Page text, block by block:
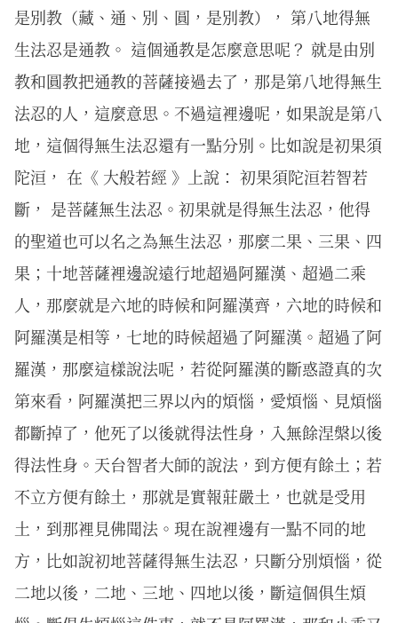
是別教（藏、通、別、圓，是別教）， 第八地得無
生法忍是通教。 這個通教是怎麼意思呢？ 就是由別
教和圓教把通教的菩薩接過去了，那是第八地得無生
法忍的人，這麼意思。不過這裡邊呢，如果說是第八
地，這個得無生法忍還有一點分別。比如說是初果須
陀洹， 在《 大般若經 》上說： 初果須陀洹若智若
斷， 是菩薩無生法忍。初果就是得無生法忍，他得
的聖道也可以名之為無生法忍，那麼二果、三果、四
果；十地菩薩裡邊說遠行地超過阿羅漢、超過二乘
人，那麼就是六地的時候和阿羅漢齊，六地的時候和
阿羅漢是相等，七地的時候超過了阿羅漢。超過了阿
羅漢，那麼這樣說法呢，若從阿羅漢的斷惑證真的次
第來看，阿羅漢把三界以內的煩惱，愛煩惱、見煩惱
都斷掉了，他死了以後就得法性身，入無餘涅槃以後
得法性身。天台智者大師的說法，到方便有餘土；若
不立方便有餘土，那就是實報莊嚴土，也就是受用
土，到那裡見佛聞法。現在說裡邊有一點不同的地
方，比如說初地菩薩得無生法忍，只斷分別煩惱，從
二地以後，二地、三地、四地以後，斷這個俱生煩